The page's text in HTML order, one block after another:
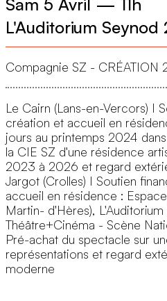
L'Auditorium Seynod
Compagnie SZ - CRÉATION
Le Cairn (Lans-en-Vercors) I
création et accueil en
jours au printemps 2024
la CIE SZ d'une résidence
2023 à 2026 et regard
Jargot (Crolles) I Soutien
accueil en résidence :
Martin- d'Hères), L'Auditorium
Théâtre+Cinéma - Scène
Pré-achat du spectacle sur
représentations et regard
moderne